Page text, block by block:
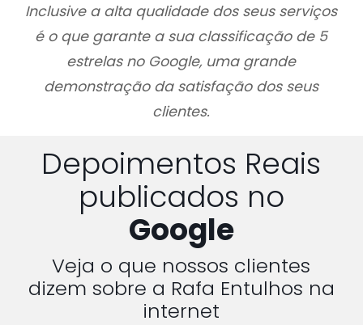
Inclusive a alta qualidade dos seus serviços
é o que garante a sua classificação de 5
estrelas no Google, uma grande
demonstração da satisfação dos seus
clientes.
Depoimentos Reais
publicados no
Google
Veja o que nossos clientes
dizem sobre a Rafa Entulhos na
internet